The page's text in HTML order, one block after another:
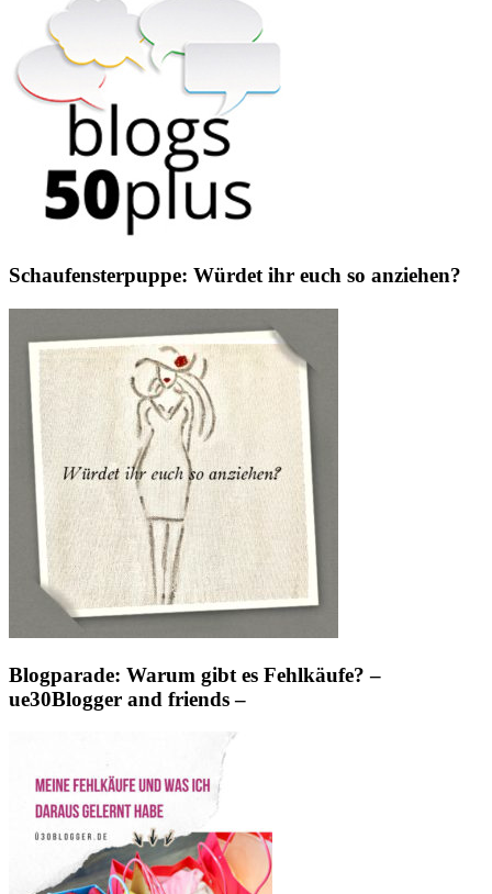
Schaufensterpuppe: Würdet ihr euch so anziehen?
Blogparade: Warum gibt es Fehlkäufe? –
ue30Blogger and friends –